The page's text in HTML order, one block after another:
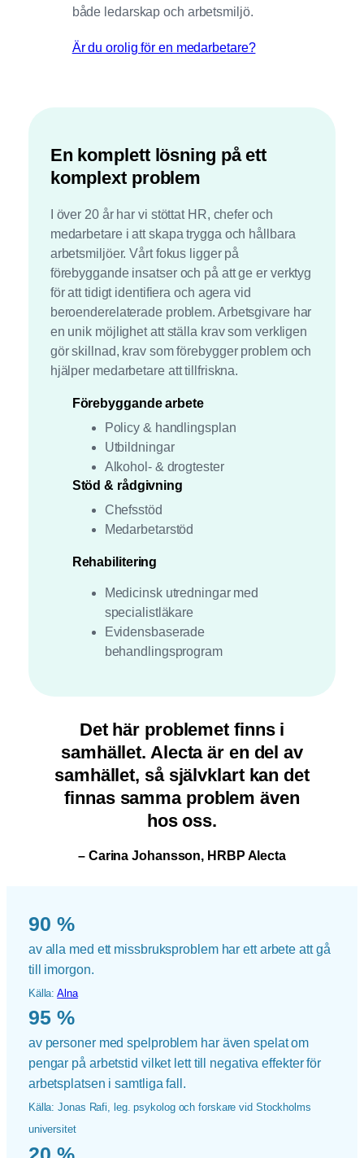
både ledarskap och arbetsmiljö.
Är du orolig för en medarbetare?
En komplett lösning på ett
komplext problem
I över 20 år har vi stöttat HR, chefer och
medarbetare i att skapa trygga och hållbara
arbetsmiljöer. Vårt fokus ligger på
förebyggande insatser och på att ge er verktyg
för att tidigt identifiera och agera vid
beroenderelaterade problem. Arbetsgivare har
en unik möjlighet att ställa krav som verkligen
gör skillnad, krav som förebygger problem och
hjälper medarbetare att tillfriskna.
Förebyggande arbete
Policy & handlingsplan
Utbildningar
Alkohol- & drogtester
Stöd & rådgivning
Chefsstöd
Medarbetarstöd
Rehabilitering
Medicinsk utredningar med
specialistläkare
Evidensbaserade
behandlingsprogram
Det här problemet finns i
samhället. Alecta är en del av
samhället, så självklart kan det
finnas samma problemäven
hos oss.
– Carina Johansson, HRBP Alecta
90 %
av alla med ett missbruksproblem har ett arbete att gå
till imorgon.
Källa:Alna
95 %
av personer med spelproblem har även spelat om
pengar på arbetstid vilket lett till negativa effekter för
arbetsplatsen i samtliga fall.
Källa: Jonas Rafi, leg. psykolog och forskare vid Stockholms
universitet